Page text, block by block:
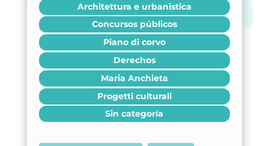
info@crowplan.com
922 28 00 28
Architettura e urbanistica
Concursos públicos
Piano di corvo
Derechos
Maria Anchieta
Progetti culturali
Sin categoría